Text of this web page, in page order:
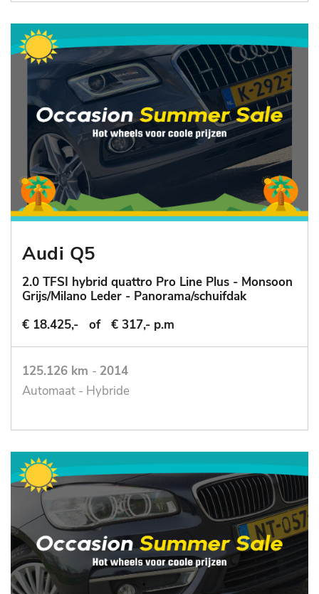
Audi Q5
2.0 TFSI hybrid quattro Pro Line Plus - Monsoon
Grijs/Milano Leder - Panorama/schuifdak
€ 18.425,-
of € 317,- p.m
125.126 km - 2014
Automaat - Hybride